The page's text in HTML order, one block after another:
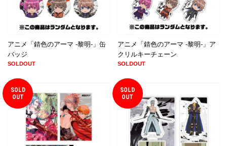
アニメ「錆色のアーマ -黎明-」缶
バッジ
SOLDOUT
アニメ「錆色のアーマ -黎明-」ア
クリルキーチェーン
SOLDOUT
SOLD
OUT
SOLD
OUT